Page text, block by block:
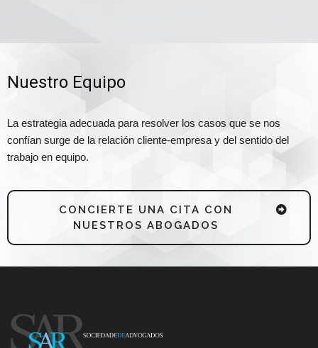
Nuestro Equipo
La estrategia adecuada para resolver los casos que se nos
confían surge de la relación cliente-empresa y del sentido del
trabajo en equipo.
CONCIERTE UNA CITA CON
NUESTROS ABOGADOS